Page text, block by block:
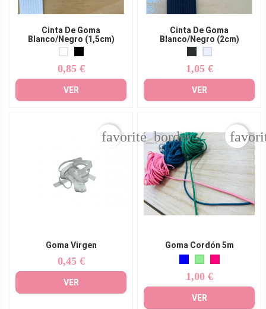
Cinta De Goma
Blanco/Negro (1,5cm)
Precio
0,85 €
VER
Cinta De Goma
Blanco/Negro (2cm)
Precio
1,05 €
VER
Goma Virgen
Precio
0,45 €
VER
favorite_border
Goma Cordón 5m
Precio
1,00 €
VER